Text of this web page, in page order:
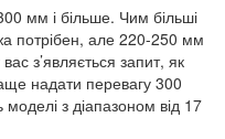
мм і більше. Чим більші
потрібен, але 220-250 мм
з’являється запит, як
надати перевагу 300
з діапазоном від 17